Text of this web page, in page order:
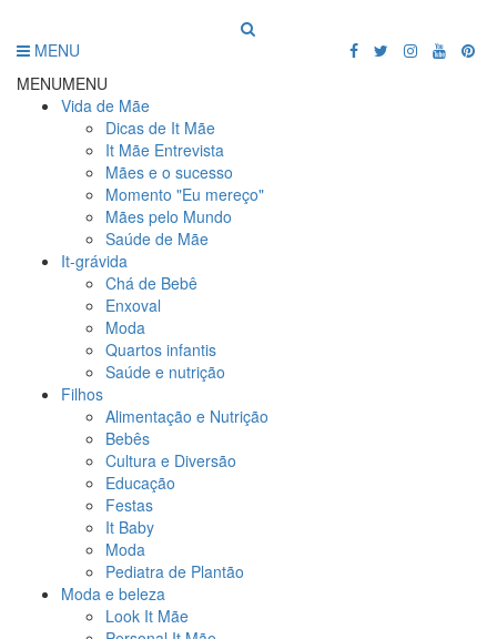
MENU
MENUMENU
Vida de Mãe
Dicas de It Mãe
It Mãe Entrevista
Mães e o sucesso
Momento "Eu mereço"
Mães pelo Mundo
Saúde de Mãe
It-grávida
Chá de Bebê
Enxoval
Moda
Quartos infantis
Saúde e nutrição
Filhos
Alimentação e Nutrição
Bebês
Cultura e Diversão
Educação
Festas
It Baby
Moda
Pediatra de Plantão
Moda e beleza
Look It Mãe